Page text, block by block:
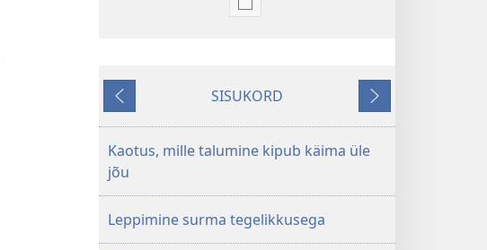
Väljaannete
Tagasi
SISUKORD
Edasi
Kaotus, mille talumine kipub käima üle
jõu
Leppimine surma tegelikkusega